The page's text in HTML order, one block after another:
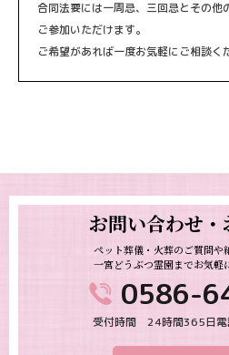
合同法要には一周忌、三回忌とその他
ご参加いただけます。
ご希望があれば一度お気軽にご相談く
お問い合わせ
ペット葬儀・火葬のご質問や
一宮どうぶつ霊園までお気軽
0586-
受付時間 24時間365日